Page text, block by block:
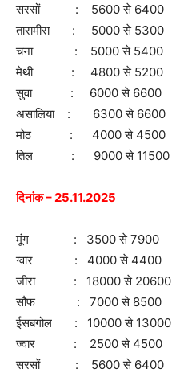
सरसों : 5600 से 6400
तारामीरा : 5000 से 5300
चना : 5000 से 5400
मेथी : 4800 से 5200
सुवा : 6000 से 6600
असालिया : 6300 से 6600
मोठ : 4000 से 4500
तिल : 9000 से 11500
दिनांक – 25.11.2025
मूंग : 3500 से 7900
ग्वार : 4000 से 4400
जीरा : 18000 से 20600
सौफ : 7000 से 8500
ईसबगोल : 10000 से 13000
ज्वार : 2500 से 4500
सरसों : 5600 से 6400